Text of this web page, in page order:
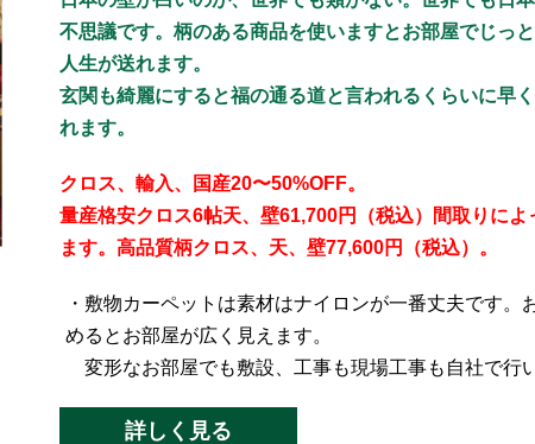
不思議です。柄のある商品を使いますとお部屋でじっ
人生が送れます。
玄関も綺麗にすると福の通る道と言われるくらいに早
れます。
クロス、輸入、国産20〜50%OFF。
量産格安クロス6帖天、壁61,700円（税込）間取りによ
ます。高品質柄クロス、天、壁77,600円（税込）。
・敷物カーペットは素材はナイロンが一番丈夫です。
めるとお部屋が広く見えます。
変形なお部屋でも敷設、工事も現場工事も自社で行
詳しく見る